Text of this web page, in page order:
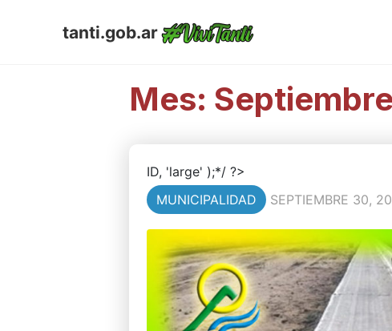
tanti.gob.ar
Mes:
ID, 'large' );*/ ?>
MUNICIPALIDAD
SEPTIEMBRE 30,